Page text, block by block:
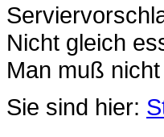
Nicht gleich
Man muß
Sie sind hier: